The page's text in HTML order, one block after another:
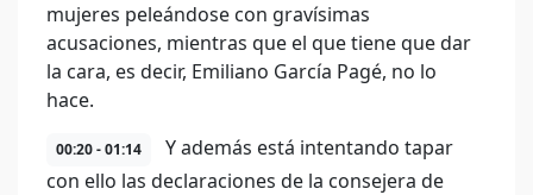
mujeres peleándose con gravísimas
acusaciones, mientras que el que tiene que dar
la cara, es decir, Emiliano García Pagé, no lo
hace.
00:20 - 01:14
Y además está intentando tapar
con ello las declaraciones de la consejera de